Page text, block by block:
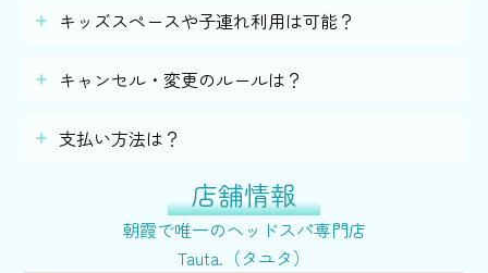
キッズスペースや子連れ利用は可能？
キャンセル・変更のルールは？
支払い方法は？
店舗情報
朝霞で唯一のヘッドスパ専門店
Tauta.（タユタ）